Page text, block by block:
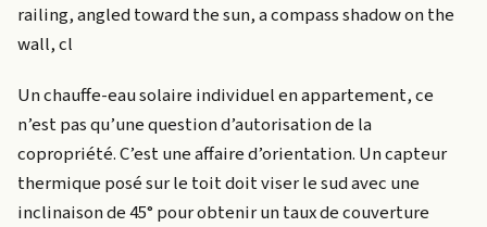
railing, angled toward the sun, a compass shadow on the
wall, cl
Un chauffe-eau solaire individuel en appartement, ce
n’est pas qu’une question d’autorisation de la
copropriété. C’est une affaire d’orientation. Un capteur
thermique posé sur le toit doit viser le sud avec une
inclinaison de 45° pour obtenir un taux de couverture